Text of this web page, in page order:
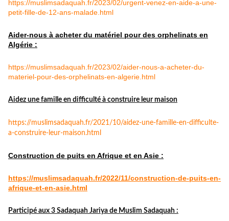
https://muslimsadaquah.fr/2023/02/urgent-venez-en-aide-a-une-
petit-fille-de-12-ans-malade.html
Aider-nous à acheter du matériel pour des orphelinats en
Algérie :
https://muslimsadaquah.fr/2023/02/aider-nous-a-acheter-du-
materiel-pour-des-orphelinats-en-algerie.html
Aidez une famille en difficulté à construire leur maison
https://muslimsadaquah.fr/2021/10/aidez-une-famille-en-difficulte-
a-construire-leur-maison.html
Construction de puits en Afrique et en Asie :
https://muslimsadaquah.fr/2022/11/construction-de-puits-en-
afrique-et-en-asie.html
Participé aux 3 Sadaquah Jariya de Muslim Sadaquah :